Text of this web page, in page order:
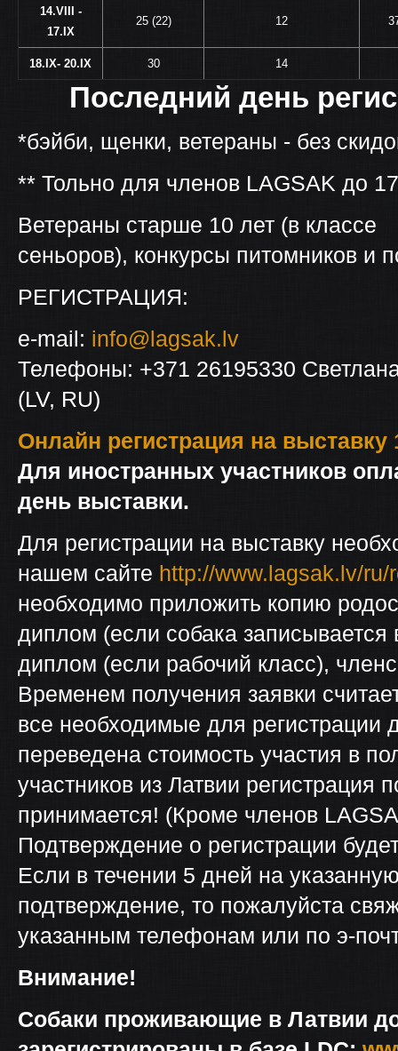
14.VIII -
17.IX
25 (22) 12
18.IX- 20.IX 30 14
Последний день
*бэйби, щенки, ветераны - без
** Тольно для членов LAGSAK до
Ветераны старше 10 лет (в классе
сеньоров), конкурсы питомников и
РЕГИСТРАЦИЯ:
e-mail: info@lagsak.lv
Телефоны: +371 26195330
(LV, RU)
Онлайн регистрация на выставку
Для иностранных участников
день выставки.
Для регистрации на выставку
нашем сайте http://www.lagsak.lv/ru/
необходимо приложить копию
диплом (если собака
диплом (если рабочий класс),
Временем получения заявки
все необходимые для регистрации
переведена стоимость участия в
участников из Латвии регистрация
принимается! (Кроме членов
Подтверждение о регистрации
Если в течении 5 дней на
подтверждение, то пожалуйста
указанным телефонам или по э-
Внимание!
Собаки проживающие в Латвии